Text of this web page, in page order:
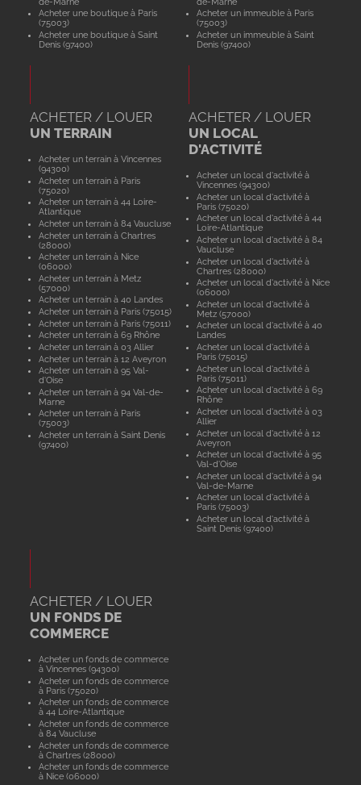
Acheter une boutique à Paris
(75003)
Acheter une boutique à Saint
Denis (97400)
Acheter un immeuble à Paris
(75003)
Acheter un immeuble à Saint
Denis (97400)
ACHETER / LOUER
UN TERRAIN
Acheter un terrain à Vincennes
(94300)
Acheter un terrain à Paris
(75020)
Acheter un terrain à 44 Loire-
Atlantique
Acheter un terrain à 84 Vaucluse
Acheter un terrain à Chartres
(28000)
Acheter un terrain à Nice
(06000)
Acheter un terrain à Metz
(57000)
Acheter un terrain à 40 Landes
Acheter un terrain à Paris (75015)
Acheter un terrain à Paris (75011)
Acheter un terrain à 69 Rhône
Acheter un terrain à 03 Allier
Acheter un terrain à 12 Aveyron
Acheter un terrain à 95 Val-
d'Oise
Acheter un terrain à 94 Val-de-
Marne
Acheter un terrain à Paris
(75003)
Acheter un terrain à Saint Denis
(97400)
ACHETER / LOUER
UN LOCAL
D'ACTIVITÉ
Acheter un local d'activité à
Vincennes (94300)
Acheter un local d'activité à
Paris (75020)
Acheter un local d'activité à 44
Loire-Atlantique
Acheter un local d'activité à 84
Vaucluse
Acheter un local d'activité à
Chartres (28000)
Acheter un local d'activité à Nice
(06000)
Acheter un local d'activité à
Metz (57000)
Acheter un local d'activité à 40
Landes
Acheter un local d'activité à
Paris (75015)
Acheter un local d'activité à
Paris (75011)
Acheter un local d'activité à 69
Rhône
Acheter un local d'activité à 03
Allier
Acheter un local d'activité à 12
Aveyron
Acheter un local d'activité à 95
Val-d'Oise
Acheter un local d'activité à 94
Val-de-Marne
Acheter un local d'activité à
Paris (75003)
Acheter un local d'activité à
Saint Denis (97400)
ACHETER / LOUER
UN FONDS DE
COMMERCE
Acheter un fonds de commerce
à Vincennes (94300)
Acheter un fonds de commerce
à Paris (75020)
Acheter un fonds de commerce
à 44 Loire-Atlantique
Acheter un fonds de commerce
à 84 Vaucluse
Acheter un fonds de commerce
à Chartres (28000)
Acheter un fonds de commerce
à Nice (06000)